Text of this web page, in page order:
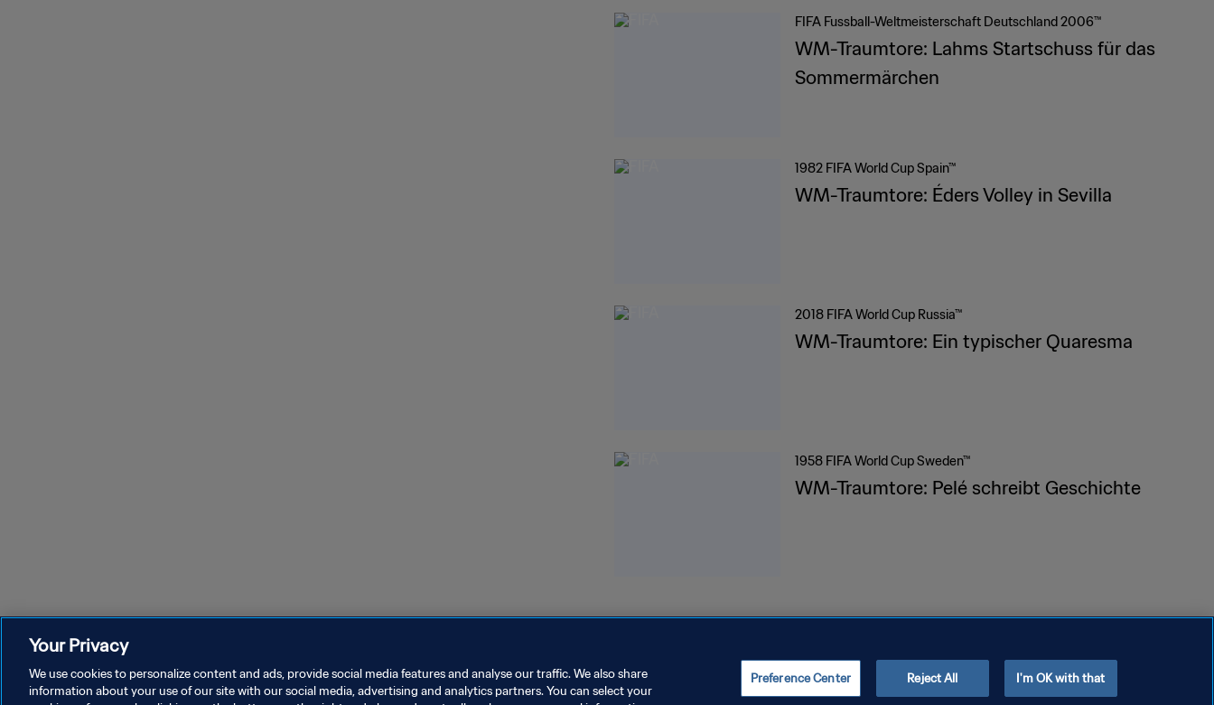
FIFA Fussball-Weltmeisterschaft Deutschland 2006™
WM-Traumtore: Lahms Startschuss für das
Sommermärchen
1982 FIFA World Cup Spain™
WM-Traumtore: Éders Volley in Sevilla
2018 FIFA World Cup Russia™
WM-Traumtore: Ein typischer Quaresma
1958 FIFA World Cup Sweden™
WM-Traumtore: Pelé schreibt Geschichte
DATENSCHUTZ NUTZUNGSBEDINGUNGEN COOKIE-EINSTELLUNGEN VERWALTEN Copyright © 1994 - 2026 FIFA. Alle Rechte vorbehalten.
Your Privacy
We use cookies to personalize content and ads, provide social media features and analyse our traffic. We also share
information about your use of our site with our social media, advertising and analytics partners. You can select your
Preference Center Reject All I'm OK with that